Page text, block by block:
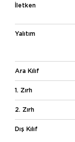
İletken
Yalıtım
Ara Kılıf
1. Zırh
2. Zırh
Dış Kılıf